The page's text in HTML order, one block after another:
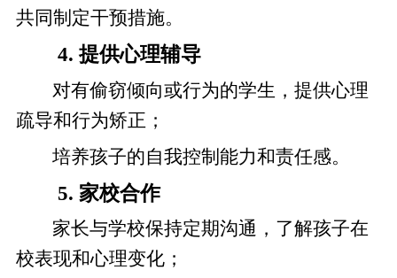
共同制定干预措施。
4. 提供心理辅导
对有偷窃倾向或行为的学生，提供心理
疏导和行为矫正；
培养孩子的自我控制能力和责任感。
5. 家校合作
家长与学校保持定期沟通，了解孩子在
校表现和心理变化；